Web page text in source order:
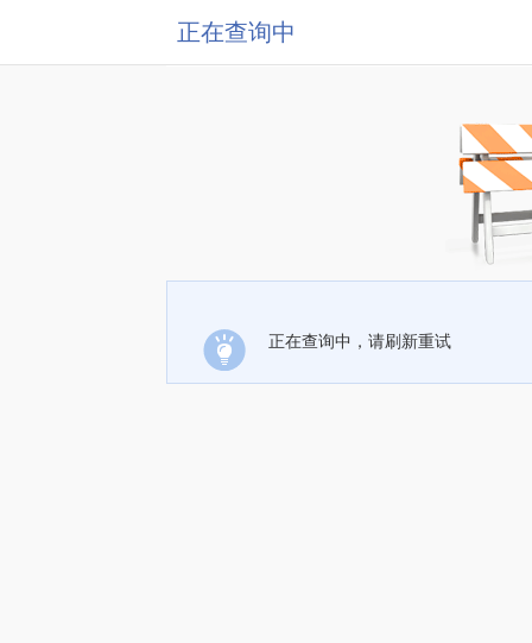
正在查询中
正在查询中，请刷新重试